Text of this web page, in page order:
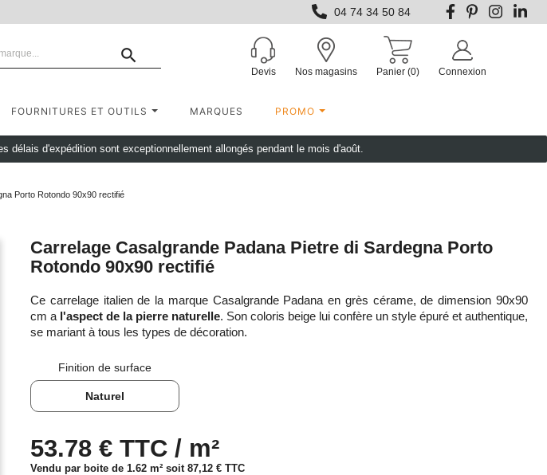
04 74 34 50 84

Devis Nos magasins Panier (0) Connexion
FOURNITURES ET OUTILS MARQUES PROMO
délais d'expédition sont exceptionnellement allongés pendant le mois d'août.
Porto Rotondo 90x90 rectifié
Carrelage Casalgrande Padana Pietre di Sardegna Porto
Rotondo 90x90 rectifié
Ce carrelage italien de la marque Casalgrande Padana en grès cérame, de dimension 90x90
cm a l'aspect de la pierre naturelle. Son coloris beige lui confère un style épuré et authentique,
se mariant à tous les types de décoration.
Finition de surface
Naturel
53.78 € TTC / m²
Vendu par boite de 1.62 m² soit 87,12 € TTC